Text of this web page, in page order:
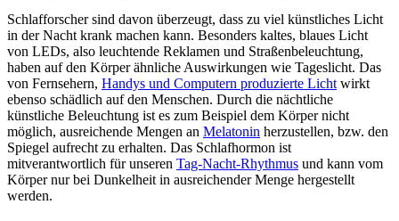
Schlafforscher sind davon überzeugt, dass zu viel künstliches Licht
in der Nacht krank machen kann. Besonders kaltes, blaues Licht
von LEDs, also leuchtende Reklamen und Straßenbeleuchtung,
haben auf den Körper ähnliche Auswirkungen wie Tageslicht. Das
von Fernsehern, Handys und Computern produzierte Licht wirkt
ebenso schädlich auf den Menschen. Durch die nächtliche
künstliche Beleuchtung ist es zum Beispiel dem Körper nicht
möglich, ausreichende Mengen an Melatonin herzustellen, bzw. den
Spiegel aufrecht zu erhalten. Das Schlafhormon ist
mitverantwortlich für unseren Tag-Nacht-Rhythmus und kann vom
Körper nur bei Dunkelheit in ausreichender Menge hergestellt
werden.